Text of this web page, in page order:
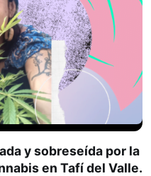
y sobreseída por la
en Tafí del Valle.